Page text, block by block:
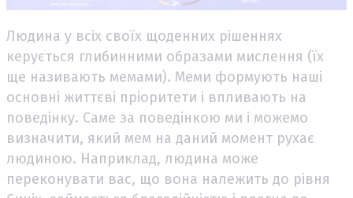
Людина у всіх своїх щоденних рішеннях
керується глибинними образами мислення (їх
ще називають мемами). Меми формують наші
основні життєві пріоритети і впливають на
поведінку. Саме за поведінкою ми і можемо
визначити, який мем на даний момент рухає
людиною. Наприклад, людина може
переконувати вас, що вона належить до рівня